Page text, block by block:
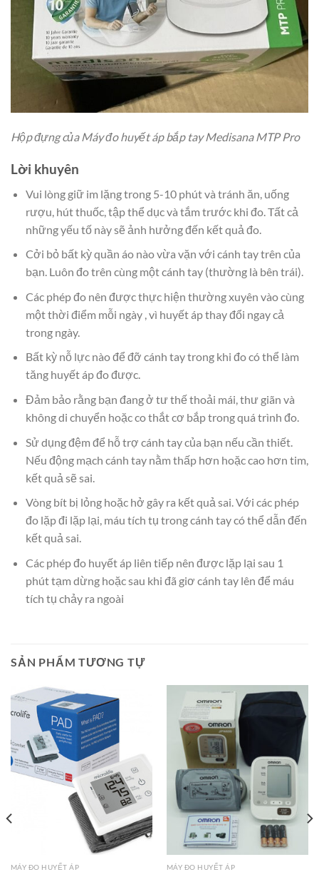
Hộp đựng của Máy đo huyết áp bắp tay Medisana MTP Pro
Lời khuyên
Vui lòng giữ im lặng trong 5-10 phút và tránh ăn, uống
rượu, hút thuốc, tập thể dục và tắm trước khi đo. Tất cả
những yếu tố này sẽ ảnh hưởng đến kết quả đo.
Cởi bỏ bất kỳ quần áo nào vừa vặn với cánh tay trên của
bạn. Luôn đo trên cùng một cánh tay (thường là bên trái).
Các phép đo nên được thực hiện thường xuyên vào cùng
một thời điểm mỗi ngày , vì huyết áp thay đổi ngay cả
trong ngày.
Bất kỳ nỗ lực nào để đỡ cánh tay trong khi đo có thể làm
tăng huyết áp đo được.
Đảm bảo rằng bạn đang ở tư thế thoải mái, thư giãn và
không di chuyển hoặc co thắt cơ bắp trong quá trình đo.
Sử dụng đệm để hỗ trợ cánh tay của bạn nếu cần thiết.
Nếu động mạch cánh tay nằm thấp hơn hoặc cao hơn tim,
kết quả sẽ sai.
Vòng bít bị lỏng hoặc hở gây ra kết quả sai. Với các phép
đo lặp đi lặp lại, máu tích tụ trong cánh tay có thể dẫn đến
kết quả sai.
Các phép đo huyết áp liên tiếp nên được lặp lại sau 1
phút tạm dừng hoặc sau khi đã giơ cánh tay lên để máu
tích tụ chảy ra ngoài
SẢN PHẨM TƯƠNG TỰ
MÁY ĐO HUYẾT ÁP MÁY ĐO HUYẾT ÁP